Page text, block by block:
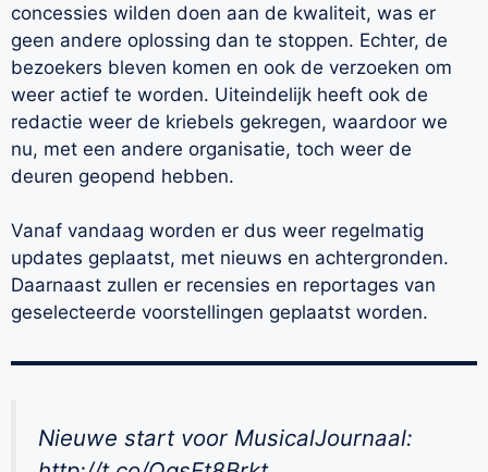
concessies wilden doen aan de kwaliteit, was er
geen andere oplossing dan te stoppen. Echter, de
bezoekers bleven komen en ook de verzoeken om
weer actief te worden. Uiteindelijk heeft ook de
redactie weer de kriebels gekregen, waardoor we
nu, met een andere organisatie, toch weer de
deuren geopend hebben.
Vanaf vandaag worden er dus weer regelmatig
updates geplaatst, met nieuws en achtergronden.
Daarnaast zullen er recensies en reportages van
geselecteerde voorstellingen geplaatst worden.
Nieuwe start voor MusicalJournaal: